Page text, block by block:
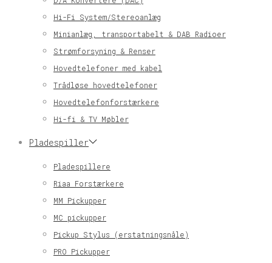
Hi-Fi System/Stereoanlæg
Minianlæg, transportabelt & DAB Radioer
Strømforsyning & Renser
Hovedtelefoner med kabel
Trådløse hovedtelefoner
Hovedtelefonforstærkere
Hi-fi & TV Møbler
Pladespiller
Pladespillere
Riaa Forstærkere
MM Pickupper
MC pickupper
Pickup Stylus (erstatningsnåle)
PRO Pickupper